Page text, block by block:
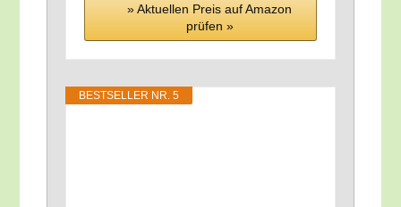
» Aktu­el­len Preis auf Ama­zon
prü­fen »
BEST­SEL­LER NR. 5